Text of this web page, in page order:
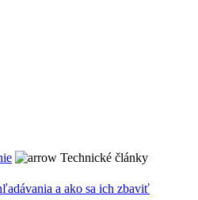
Technické články
a ako sa ich zbaviť